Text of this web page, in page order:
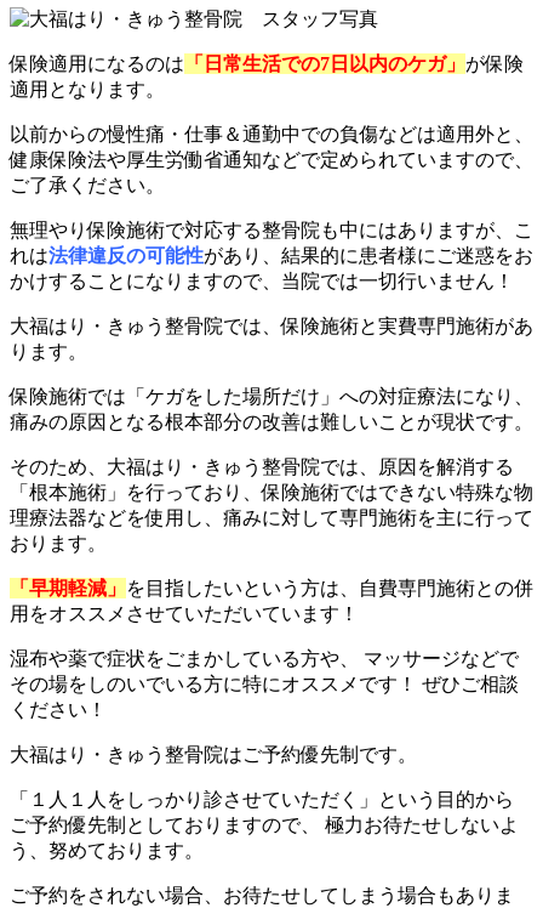
保険適用になるのは 「日常生活での7日以内のケガ」 が保険
適用となります。
以前からの慢性痛・仕事＆通勤中での負傷などは適用外と、
健康保険法や厚生労働省通知などで定められていますので、
ご了承ください。
無理やり保険施術で対応する整骨院も中にはありますが、こ
れは法律違反の可能性があり、結果的に患者様にご迷惑をお
かけすることになりますので、当院では一切行いません！
大福はり・きゅう整骨院では、保険施術と実費専門施術があ
ります。
保険施術では 「ケガをした場所だけ」への対症療法になり、
痛みの原因となる根本部分の改善は難しいことが現状です。
そのため、大福はり・きゅう整骨院では、原因を解消する
「根本施術」を行っており、保険施術ではできない特殊な物
理療法器などを使用し、痛みに対して専門施術を主に行って
おります。
「早期軽減」 を目指したいという方は、自費専門施術との併
用をオススメさせていただいています！
湿布や薬で症状をごまかしている方や、 マッサージなどで
その場をしのいでいる方に特にオススメです！ ぜひご相談
ください！
大福はり・きゅう整骨院はご予約優先制です。
「１人１人をしっかり診させていただく」という目的から
ご予約優先制としておりますので、 極力お待たせしないよ
う、努めております。
ご予約をされない場合、お待たせしてしまう場合もありま